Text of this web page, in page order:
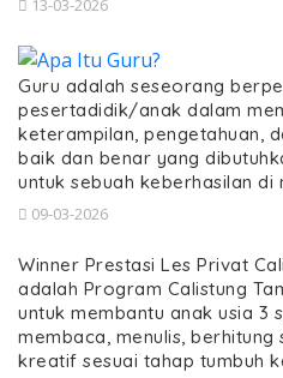
13-03-2026
Guru adalah seseorang
pesertadidik/anak dalam
keterampilan, pengetahuan,
baik dan benar yang
untuk sebuah keberhasilan di
09-03-2026
Winner Prestasi Les Privat
adalah Program Calistung
untuk membantu anak usia 3
membaca, menulis,
kreatif sesuai tahap tumbuh